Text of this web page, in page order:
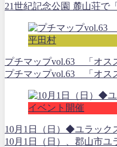
21世紀記念公園 麓山荘で
平田村
プチマップvol.63 「オス
プチマップvol.63 「オス
イベント開催
10月1日（日）◆ユラック
10月1日（日）、郡山市